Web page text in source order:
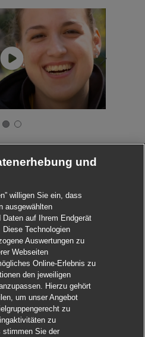
und
willigen Sie ein, dass
ausgewählten
Daten auf Ihrem Endgerät
Technologien
Auswertungen zu
Webseiten
Online-Erlebnis zu
den jeweiligen
Hierzu gehört
um unser Angebot
zu
zu
stimmen Sie der